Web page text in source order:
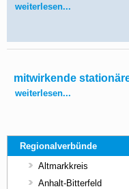
weiterlesen...
mitwirkende
weiterlesen...
Regionalverbünde
Altmarkkreis
Anhalt-Bitterfeld